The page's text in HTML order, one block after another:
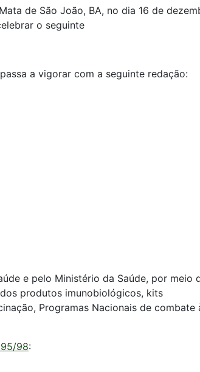
de São João, BA, no dia 16 de
o seguinte
a vigorar com a seguinte redação:
e pelo Ministério da Saúde, por meio
produtos imunobiológicos, kits
Programas Nacionais de combate
95/98: